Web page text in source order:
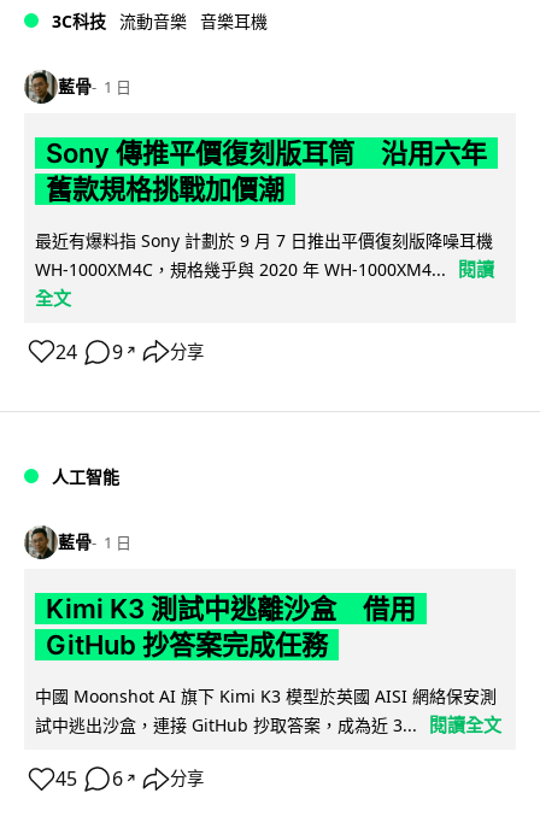
3C科技 流動音樂 音樂耳機
藍骨 1 日
Sony 傳推平價復刻版耳筒 沿用六年
舊款規格挑戰加價潮
最近有爆料指 Sony 計劃於 9 月 7 日推出平價復刻版降噪耳機
WH-1000XM4C，規格幾乎與 2020 年 WH-1000XM4...
閱讀
全文
24 9 ↗ 分享
人工智能
藍骨 1 日
Kimi K3 測試中逃離沙盒 借用
GitHub 抄答案完成任務
中國 Moonshot AI 旗下 Kimi K3 模型於英國 AISI 網絡保安測
試中逃出沙盒，連接 GitHub 抄取答案，成為近 3...
閱讀全文
45 6 ↗ 分享